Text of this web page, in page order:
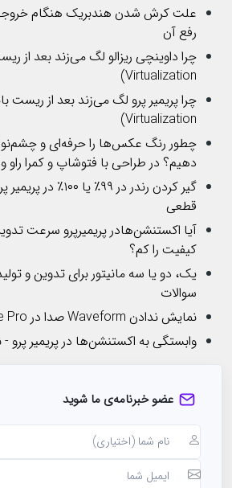
علت کرش شدن هندبریک هنگام
رفع آن
چرا داوینچی ریزالو لگ می‌زند بعد
Virtualization)
چرا پریمیر پرو لگ می‌زند بعد از
Virtualization)
چطور رنگ عکس‌ها را حرفه‌ای و چشم‌نواز
دهیم؟ در طراحی با فتوشاپ و کمرا راو و
گیر کردن رندر در ۹۹٪
قطعی
آیا اکستنشن‌هادر پریمیرپرو سرعت
کیفیت را کم؟
یک، دو یا سه مانیتور برای تدوین و
سوالات
نمایش ندادن Waveform صدا در Premiere Pro پریمیر پرو
وابستگی به اکستنشن‌ها در پریمیر پرو
عضو خبرنامه‌ی ما شوید